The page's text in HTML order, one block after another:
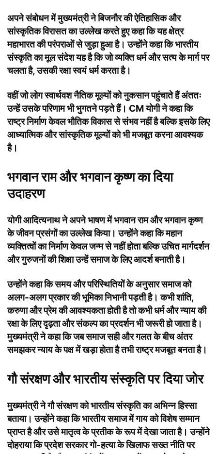
अपने संबोधन में मुख्यमंत्री ने बिजनौर की ऐतिहासिक और
सांस्कृतिक विरासत का उल्लेख करते हुए कहा कि यह क्षेत्र
महाभारत की परंपराओं से जुड़ा हुआ है। उन्होंने कहा कि भारतीय
संस्कृति का मूल संदेश यह है कि जो व्यक्ति धर्म और सत्य के मार्ग पर
चलता है, उसकी रक्षा स्वयं धर्म करता है।
वहीं जो लोग स्वार्थवश नैतिक मूल्यों को नुकसान पहुंचाते हैं अंततः
उन्हें उसके परिणाम भी भुगतने पड़ते हैं। CM योगी ने कहा कि
राष्ट्र निर्माण केवल भौतिक विकास से संभव नहीं है बल्कि इसके लिए
आध्यात्मिक और सांस्कृतिक मूल्यों को भी मजबूत करना आवश्यक
है।
भगवान राम और भगवान कृष्ण का दिया
उदाहरण
योगी आदित्यनाथ ने अपने भाषण में भगवान राम और भगवान कृष्ण
के जीवन प्रसंगों का उल्लेख किया। उन्होंने कहा कि महान
व्यक्तित्वों का निर्माण केवल जन्म से नहीं होता बल्कि उचित मार्गदर्शन
और गुरुजनों की शिक्षा उन्हें समाज के लिए आदर्श बनाती है।
उन्होंने कहा कि समय और परिस्थितियों के अनुसार समाज को
अलग-अलग प्रकार की भूमिका निभानी पड़ती है। कभी शांति,
करुणा और प्रेम की आवश्यकता होती है तो कभी धर्म और न्याय की
रक्षा के लिए दृढ़ता और संकल्प का प्रदर्शन भी जरूरी हो जाता है।
मुख्यमंत्री ने कहा कि जब समाज सही और गलत के बीच अंतर
समझकर न्याय के पक्ष में खड़ा होता है तभी राष्ट्र मजबूत बनता है।
गौ संरक्षण और भारतीय संस्कृति पर दिया जोर
मुख्यमंत्री ने गौ संरक्षण को भारतीय संस्कृति का अभिन्न हिस्सा
बताया। उन्होंने कहा कि भारतीय समाज में गाय को विशेष सम्मान
प्राप्त है और उसे मातृत्व के प्रतीक के रूप में देखा जाता है। उन्होंने
दोहराया कि प्रदेश सरकार गो-हत्या के खिलाफ सख्त नीति पर